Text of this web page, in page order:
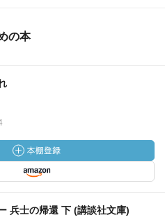
の本
兵士の帰還 下 (講談社文庫)